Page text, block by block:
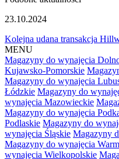
23.10.2024
Kolejna udana transakcja
MENU
Magazyny do wynajęcia
Kujawsko-Pomorskie
Magazyny do wynajęcia
Łódzkie Magazyny do
wynajęcia Mazowieckie
Magazyny do wynajęcia
Podlaskie Magazyny do
wynajęcia Śląskie Magazyny
Magazyny do wynajęcia
wynajęcia Wielkopolskie